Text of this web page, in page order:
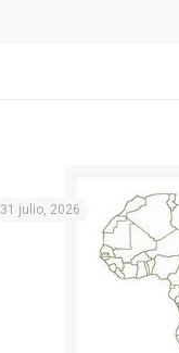
31 julio, 2026